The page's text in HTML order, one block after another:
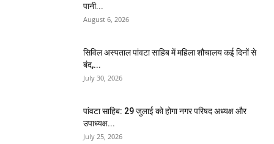
पानी...
August 6, 2026
सिविल अस्पताल पांवटा साहिब में महिला शौचालय कई दिनों से
बंद,...
July 30, 2026
पांवटा साहिब: 29 जुलाई को होगा नगर परिषद अध्यक्ष और
उपाध्यक्ष...
July 25, 2026